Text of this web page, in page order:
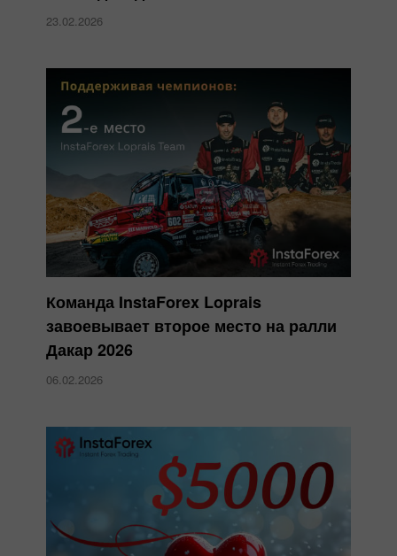
23.02.2026
Команда InstaForex Loprais
завоевывает второе место на ралли
Дакар 2026
06.02.2026